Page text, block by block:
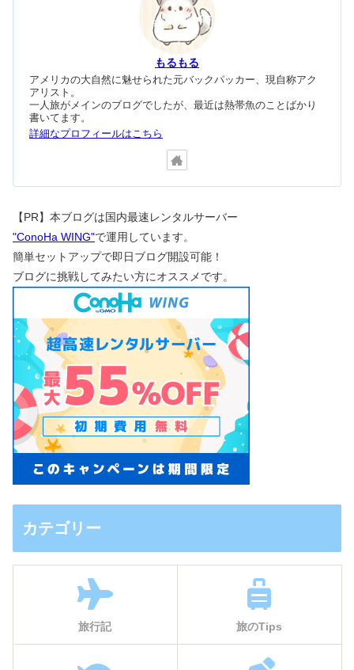
もるもる
アメリカの大自然に魅せられた元バックパッカー、現自称アク
アリスト。
一人旅がメインのブログでしたが、最近は熱帯魚のことばかり
書いてます。
詳細なプロフィールはこちら
【PR】本ブログは国内最速レンタルサーバー
"ConoHa WING"で運用しています。
簡単セットアップで即日ブログ開設可能！
ブログに挑戦してみたい方にオススメです。
カテゴリー
旅行記 旅のTips